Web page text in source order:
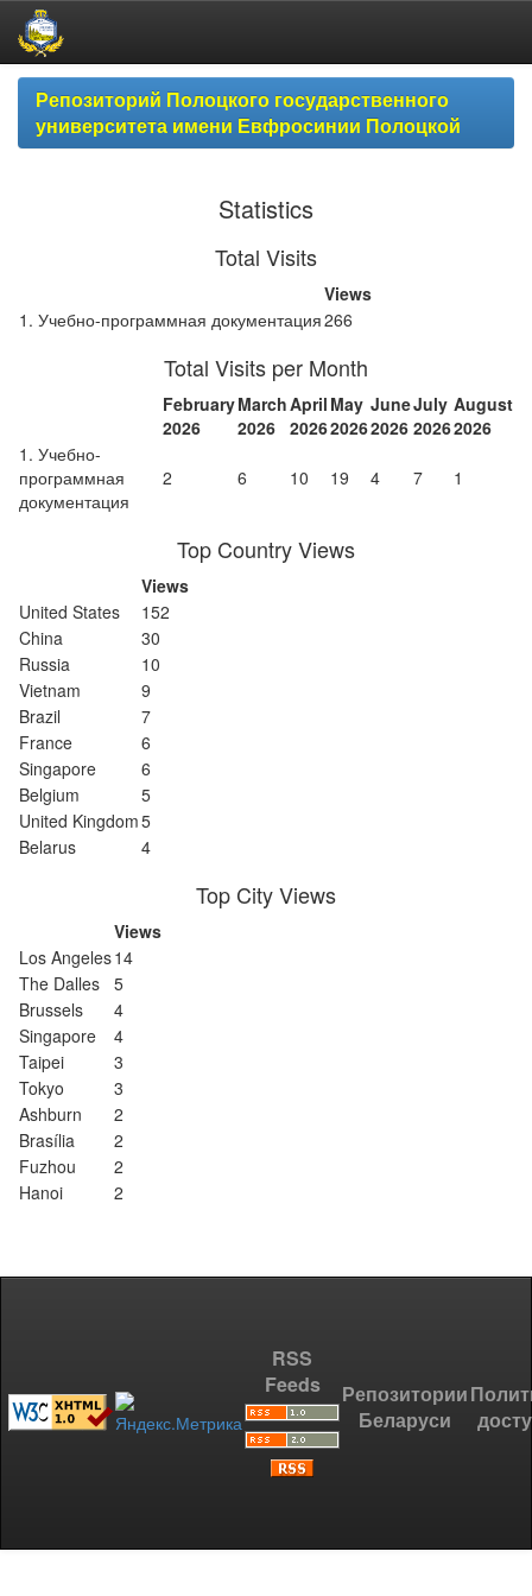
Skip
navigationРепозиторий Полоцкого государственного
университета имени Евфросинии Полоцкой
Statistics
Total Visits
Views
1. Учебно-программная документация266
Total Visits per Month
February
2026
March
2026
April
2026
May
2026
June
2026
July
2026
August
2026
1. Учебно-
программная
документация
2 6 10 19 4 7 1
Top Country Views
Views
United States
152
China
30
Russia
10
Vietnam
9
Brazil
7
France
6
Singapore
6
Belgium
5
United Kingdom5
Belarus
4
Top City Views
Views
Los Angeles14
The Dalles 5
Brussels
4
Singapore
4
Taipei
3
Tokyo
3
Ashburn
2
Brasília
2
Fuzhou
2
Hanoi
2
RSS
Feeds
Репозитории
Беларуси